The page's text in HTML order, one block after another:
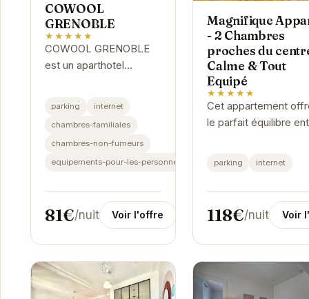
COWOOL
GRENOBLE
★★★★★
COWOOL GRENOBLE
est un aparthotel
des hébergements
indépendants avec
une...
parking
internet
chambres-familiales
chambres-non-fumeurs
equipements-pour-les-personnes-handicapees
81€/nuit Voir l'offre
Magnifique
- 2 Chambres
proches du
Calme & Tout
Equipé
★★★★★
Cet appartement
le parfait équilibre
peut accueillir jusqu'à
parking internet
118€/nuit Voir